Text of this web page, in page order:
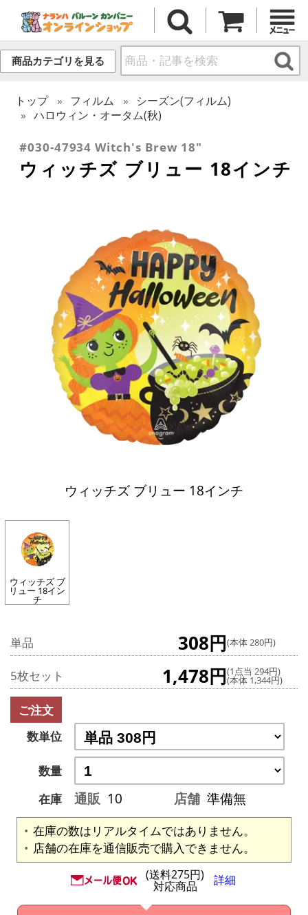
商品カテゴリを見る
トップ フィルム
シーズン(フィルム)
ハロウィン・オータム(秋)
#030-47934 Witch's Brew 18"
ウィッチズ ブリュー 18インチ
ウィッチズ ブリュー 18インチ
ウィッチズ ブ
リュー 18イン
チ
単品 308円(本体 280円)
5枚セット 1,478円(1点当 294円)
(本体 1,344円)
ご注文
数単位
数量
在庫
通販 10 店舗 準備無
在庫の数はリアルタイムではありません。
店舗の在庫を通信販売で購入できません。
(送料275円)
対応商品 詳細